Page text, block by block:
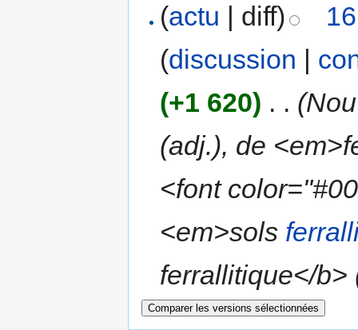
(actu | diff)
(discussion |
(+1 620) . .
(adj.), de
<font
<em>sols
ferrallitique</b>